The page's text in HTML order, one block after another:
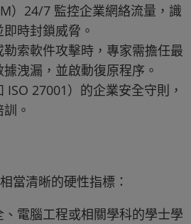
）24/7 監控企業網絡流量，識
時封鎖威脅。
索軟件攻擊時，專家需擔任最
洩漏，並啟動復原程序。
27001）的企業安全守則，
。
當清晰的硬性指標：
電腦工程或相關學科的學士學